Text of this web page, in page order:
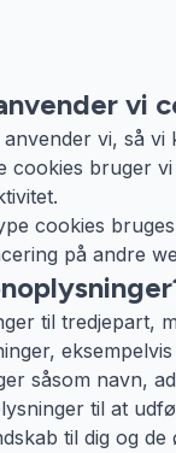
vi
vi, så
cookies bruger
cookies
på andre
til tredjepart,
såsom navn,
til at
til dig og